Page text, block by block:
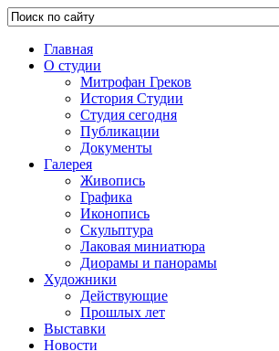
Главная
О студии
Митрофан Греков
История Студии
Студия сегодня
Публикации
Документы
Галерея
Живопись
Графика
Иконопись
Скульптура
Лаковая миниатюра
Диорамы и панорамы
Художники
Действующие
Прошлых лет
Выставки
Новости